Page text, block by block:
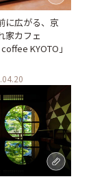
に広がる、京
家カフェ
KYOTO」